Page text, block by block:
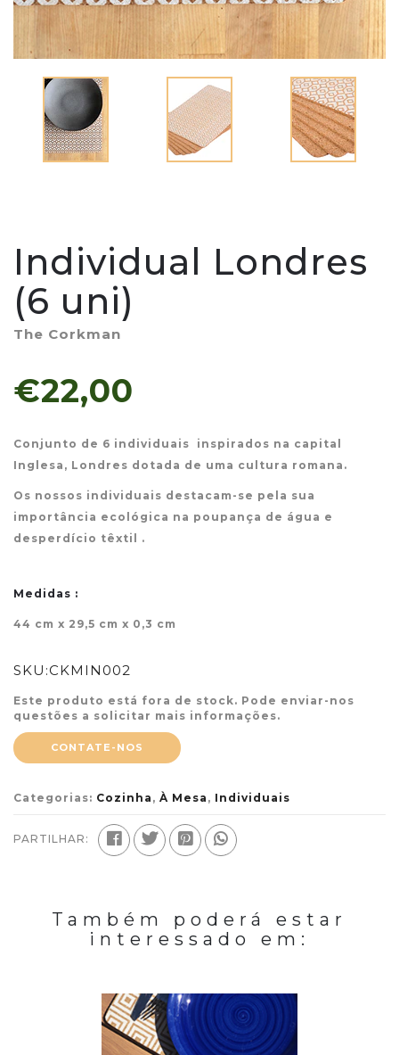
Individual Londres
(6 uni)
The Corkman
€22,00
Conjunto de 6 individuais inspirados na capital
Inglesa, Londres dotada de uma cultura romana.
Os nossos individuais destacam-se pela sua
importância ecológica na poupança de água e
desperdício têxtil .
Medidas :
44 cm x 29,5 cm x 0,3 cm
SKU:CKMIN002
Este produto está fora de stock. Pode enviar-nos
questões a solicitar mais informações.
CONTATE-NOS
Categorias: Cozinha , À Mesa , Individuais
PARTILHAR:
Também poderá estar
interessado em: